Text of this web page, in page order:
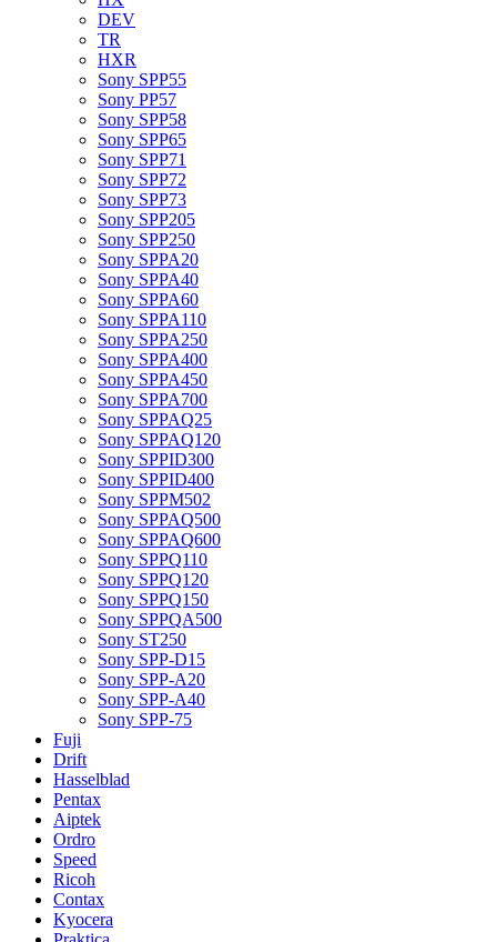
DEV
TR
HXR
Sony SPP55
Sony PP57
Sony SPP58
Sony SPP65
Sony SPP71
Sony SPP72
Sony SPP73
Sony SPP205
Sony SPP250
Sony SPPA20
Sony SPPA40
Sony SPPA60
Sony SPPA110
Sony SPPA250
Sony SPPA400
Sony SPPA450
Sony SPPA700
Sony SPPAQ25
Sony SPPAQ120
Sony SPPID300
Sony SPPID400
Sony SPPM502
Sony SPPAQ500
Sony SPPAQ600
Sony SPPQ110
Sony SPPQ120
Sony SPPQ150
Sony SPPQA500
Sony ST250
Sony SPP-D15
Sony SPP-A20
Sony SPP-A40
Sony SPP-75
Fuji
Drift
Hasselblad
Pentax
Aiptek
Ordro
Speed
Ricoh
Contax
Kyocera